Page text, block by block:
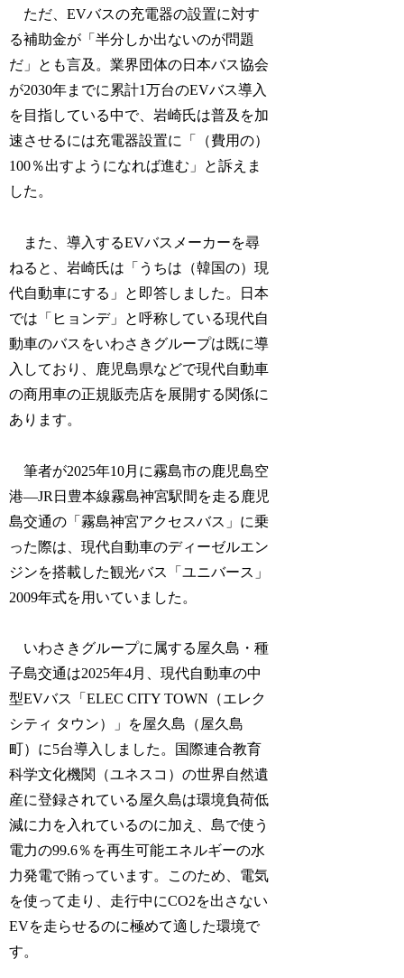
ただ、EVバスの充電器の設置に対す
る補助金が「半分しか出ないのが問題
だ」とも言及。業界団体の日本バス協会
が2030年までに累計1万台のEVバス導入
を目指している中で、岩崎氏は普及を加
速させるには充電器設置に「（費用の）
100％出すようになれば進む」と訴えま
した。
また、導入するEVバスメーカーを尋
ねると、岩崎氏は「うちは（韓国の）現
代自動車にする」と即答しました。日本
では「ヒョンデ」と呼称している現代自
動車のバスをいわさきグループは既に導
入しており、鹿児島県などで現代自動車
の商用車の正規販売店を展開する関係に
あります。
筆者が2025年10月に霧島市の鹿児島空
港―JR日豊本線霧島神宮駅間を走る鹿児
島交通の「霧島神宮アクセスバス」に乗
った際は、現代自動車のディーゼルエン
ジンを搭載した観光バス「ユニバース」
2009年式を用いていました。
いわさきグループに属する屋久島・種
子島交通は2025年4月、現代自動車の中
型EVバス「ELEC CITY TOWN（エレク
シティ タウン）」を屋久島（屋久島
町）に5台導入しました。国際連合教育
科学文化機関（ユネスコ）の世界自然遺
産に登録されている屋久島は環境負荷低
減に力を入れているのに加え、島で使う
電力の99.6％を再生可能エネルギーの水
力発電で賄っています。このため、電気
を使って走り、走行中にCO2を出さない
EVを走らせるのに極めて適した環境で
す。